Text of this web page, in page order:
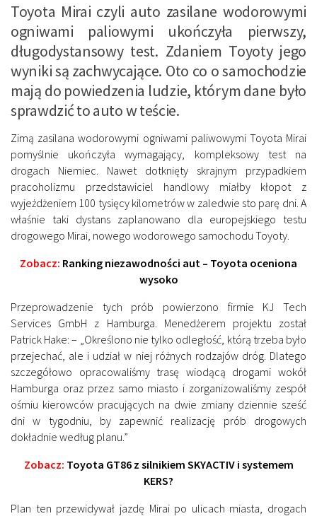
Toyota Mirai czyli auto zasilane wodorowymi
ogniwami paliowymi ukończyła pierwszy,
długodystansowy test. Zdaniem Toyoty jego
wyniki są zachwycające. Oto co o samochodzie
mają do powiedzenia ludzie, którym dane było
sprawdzić to auto w teście.
Zimą zasilana wodorowymi ogniwami paliwowymi Toyota Mirai
pomyślnie ukończyła wymagający, kompleksowy test na
drogach Niemiec. Nawet dotknięty skrajnym przypadkiem
pracoholizmu przedstawiciel handlowy miałby kłopot z
wyjeżdżeniem 100 tysięcy kilometrów w zaledwie sto parę dni. A
właśnie taki dystans zaplanowano dla europejskiego testu
drogowego Mirai, nowego wodorowego samochodu Toyoty.
Zobacz: Ranking niezawodności aut – Toyota oceniona
wysoko
Przeprowadzenie tych prób powierzono firmie KJ Tech
Services GmbH z Hamburga. Menedżerem projektu został
Patrick Hake: – „Określono nie tylko odległość, którą trzeba było
przejechać, ale i udział w niej różnych rodzajów dróg. Dlatego
szczegółowo opracowaliśmy trasę wiodącą drogami wokół
Hamburga oraz przez samo miasto i zorganizowaliśmy zespół
ośmiu kierowców pracujących na dwie zmiany dziennie sześć
dni w tygodniu, by zapewnić realizację prób drogowych
dokładnie według planu.”
Zobacz: Toyota GT86 z silnikiem SKYACTIV i systemem
KERS?
Plan ten przewidywał jazdę Mirai po ulicach miasta, drogach